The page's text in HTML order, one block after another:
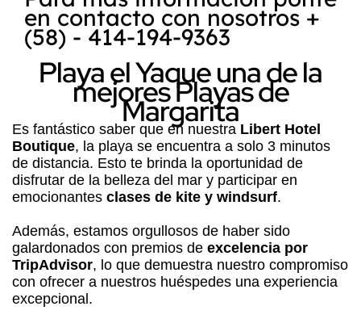
en contacto con nosotros +
(58) - 414-194-9363
Playa el Yaque una de la
mejores Playas de
Margarita
Es fantástico saber que en nuestra Libert Hotel
Boutique, la playa se encuentra a solo 3 minutos
de distancia. Esto te brinda la oportunidad de
disfrutar de la belleza del mar y participar en
emocionantes clases de kite y windsurf.
Además, estamos orgullosos de haber sido
galardonados con premios de excelencia por
TripAdvisor, lo que demuestra nuestro compromiso
con ofrecer a nuestros huéspedes una experiencia
excepcional.